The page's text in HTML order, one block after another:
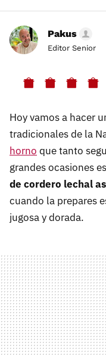
Pakus
Editor Senior
Hoy vamos a hacer
tradicionales de la
horno que tanto
grandes ocasiones
de cordero lechal
cuando la prepares
jugosa y dorada.